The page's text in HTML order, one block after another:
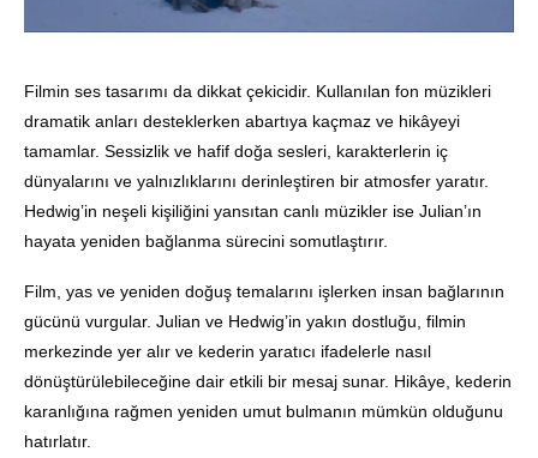
Filmin ses tasarımı da dikkat çekicidir. Kullanılan fon müzikleri
dramatik anları desteklerken abartıya kaçmaz ve hikâyeyi
tamamlar. Sessizlik ve hafif doğa sesleri, karakterlerin iç
dünyalarını ve yalnızlıklarını derinleştiren bir atmosfer yaratır.
Hedwig’in neşeli kişiliğini yansıtan canlı müzikler ise Julian’ın
hayata yeniden bağlanma sürecini somutlaştırır.
Film, yas ve yeniden doğuş temalarını işlerken insan bağlarının
gücünü vurgular. Julian ve Hedwig’in yakın dostluğu, filmin
merkezinde yer alır ve kederin yaratıcı ifadelerle nasıl
dönüştürülebileceğine dair etkili bir mesaj sunar. Hikâye, kederin
karanlığına rağmen yeniden umut bulmanın mümkün olduğunu
hatırlatır.